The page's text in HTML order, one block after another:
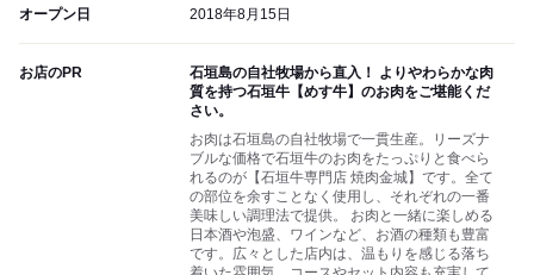
オープン日 2018年8月15日
お店のPR
石垣島の自社牧場から直入！ よりやわらかな肉
質を持つ石垣牛【めす牛】のお肉をご堪能くだ
さい。
お肉は石垣島の自社牧場で一貫生産。リーズナ
ブルな価格で石垣牛のお肉をたっぷりと食べら
れるのが【石垣牛専門店 焼肉金城】です。全て
の部位を余すことなく使用し、それぞれの一番
美味しい調理法で提供。 お肉と一緒に楽しめる
日本酒や泡盛、ワインなど、お酒の種類も豊富
です。広々とした店内は、温もりを感じる落ち